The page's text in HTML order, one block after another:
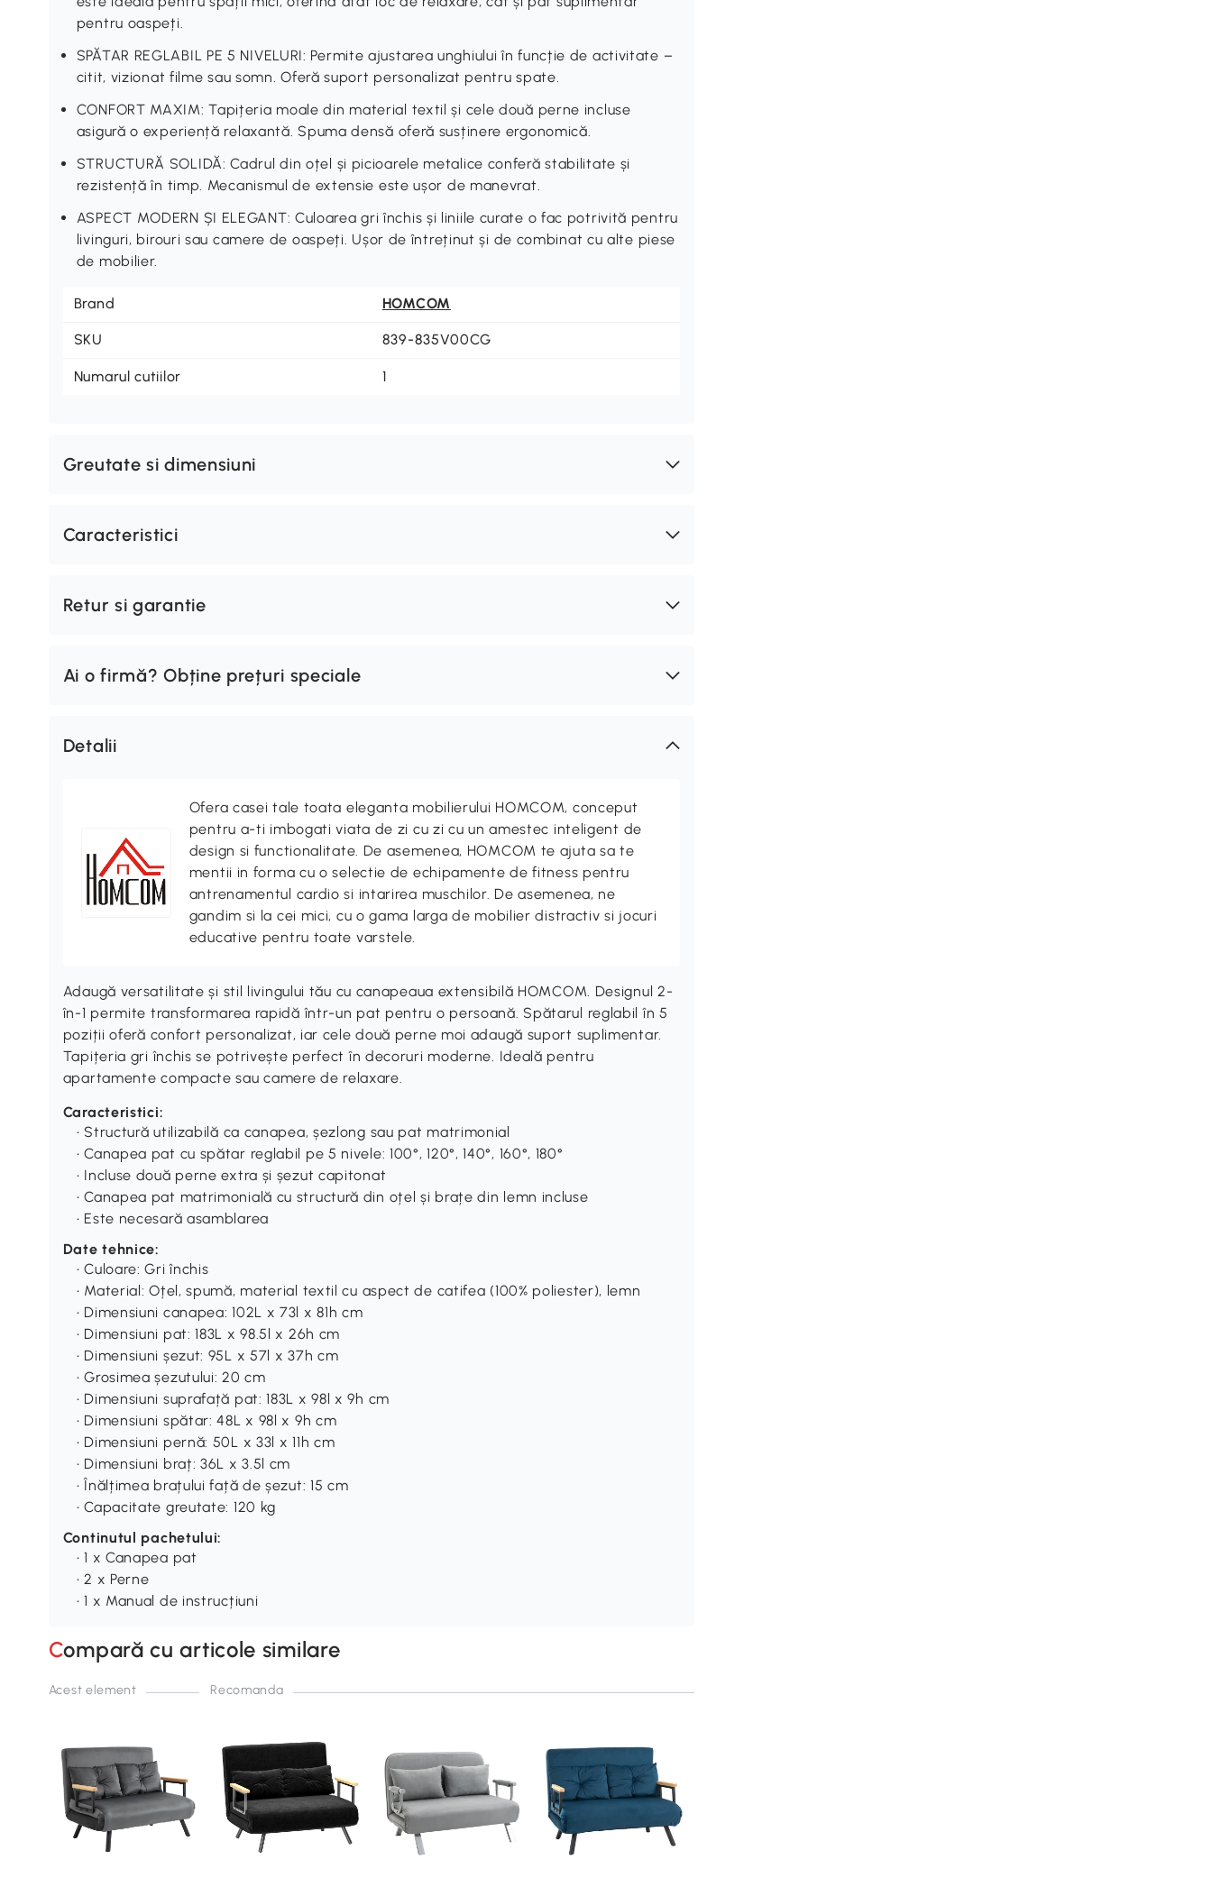
pentru oaspeți.
SPĂTAR REGLABIL PE 5 NIVELURI: Permite ajustarea unghiului în funcție de activitate –
citit, vizionat filme sau somn. Oferă suport personalizat pentru spate.
CONFORT MAXIM: Tapițeria moale din material textil și cele două perne incluse
asigură o experiență relaxantă. Spuma densă oferă susținere ergonomică.
STRUCTURĂ SOLIDĂ: Cadrul din oțel și picioarele metalice conferă stabilitate și
rezistență în timp. Mecanismul de extensie este ușor de manevrat.
ASPECT MODERN ȘI ELEGANT: Culoarea gri închis și liniile curate o fac potrivită pentru
livinguri, birouri sau camere de oaspeți. Ușor de întreținut și de combinat cu alte piese
de mobilier.
Brand HOMCOM
SKU 839-835V00CG
Numarul cutiilor 1
Greutate si dimensiuni
Caracteristici
Retur si garantie
Ai o firmă? Obține prețuri speciale
Detalii
Ofera casei tale toata eleganta mobilierului HOMCOM, conceput
pentru a-ti imbogati viata de zi cu zi cu un amestec inteligent de
design si functionalitate. De asemenea, HOMCOM te ajuta sa te
mentii in forma cu o selectie de echipamente de fitness pentru
antrenamentul cardio si intarirea muschilor. De asemenea, ne
gandim si la cei mici, cu o gama larga de mobilier distractiv si jocuri
educative pentru toate varstele.
Adaugă versatilitate și stil livingului tău cu canapeaua extensibilă HOMCOM. Designul 2-
în-1 permite transformarea rapidă într-un pat pentru o persoană. Spătarul reglabil în 5
poziții oferă confort personalizat, iar cele două perne moi adaugă suport suplimentar.
Tapițeria gri închis se potrivește perfect în decoruri moderne. Ideală pentru
apartamente compacte sau camere de relaxare.
Caracteristici:
• Structură utilizabilă ca canapea, șezlong sau pat matrimonial
• Canapea pat cu spătar reglabil pe 5 nivele: 100°, 120°, 140°, 160°, 180°
• Incluse două perne extra și șezut capitonat
• Canapea pat matrimonială cu structură din oțel și brațe din lemn incluse
• Este necesară asamblarea
Date tehnice:
• Culoare: Gri închis
• Material: Oțel, spumă, material textil cu aspect de catifea (100% poliester), lemn
• Dimensiuni canapea: 102L x 73l x 81h cm
• Dimensiuni pat: 183L x 98.5l x 26h cm
• Dimensiuni șezut: 95L x 57l x 37h cm
• Grosimea șezutului: 20 cm
• Dimensiuni suprafață pat: 183L x 98l x 9h cm
• Dimensiuni spătar: 48L x 98l x 9h cm
• Dimensiuni pernă: 50L x 33l x 11h cm
• Dimensiuni braț: 36L x 3.5l cm
• Înălțimea brațului față de șezut: 15 cm
• Capacitate greutate: 120 kg
Continutul pachetului:
• 1 x Canapea pat
• 2 x Perne
• 1 x Manual de instrucțiuni
Compară cu articole similare
Acest element Recomanda